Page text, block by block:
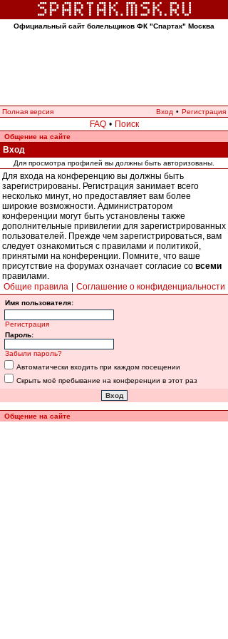
Официальный сайт болельщиков ФК "Спартак" Москва
Полная версия Вход • Регистрация
FAQ • Поиск
Общение на сайте
Вход
Для просмотра профилей вы должны быть авторизованы.
Для входа на конференцию вы должны быть
зарегистрированы. Регистрация занимает всего
несколько минут, но предоставляет вам более
широкие возможности. Администратором
конференции могут быть установлены также
дополнительные привилегии для зарегистрированных
пользователей. Прежде чем зарегистрироваться, вам
следует ознакомиться с правилами и политикой,
принятыми на конференции. Помните, что ваше
присутствие на форумах означает согласие со всеми
правилами.
Общие правила
Соглашение о конфиденциальности
Имя пользователя:
Регистрация
Пароль:
Забыли пароль?
Автоматически входить при каждом посещении
Скрыть моё пребывание на конференции в этот раз
Общение на сайте